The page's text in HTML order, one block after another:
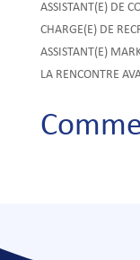
ASSISTANT(E) DE
CHARGE(E) DE
ASSISTANT(E)
LA RENCONTRE